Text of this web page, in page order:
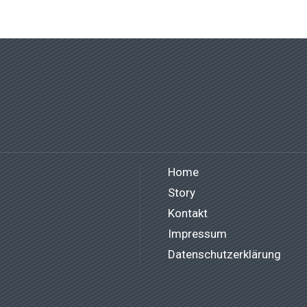
Home
Story
Kontakt
Impressum
Datenschutzerklärung